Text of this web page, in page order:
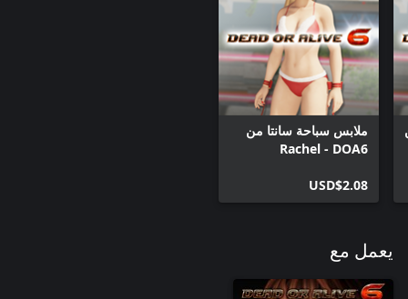
ملابس سباحة سانتا من
DOA6‏ - Rachel
USD$2.08
يعمل مع